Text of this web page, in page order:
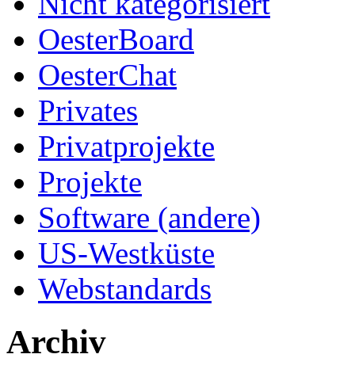
OesterBoard
OesterChat
Privates
Privatprojekte
Projekte
Software (andere)
US-Westküste
Webstandards
Archiv